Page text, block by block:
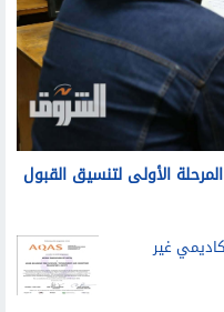
الأولى لتنسيق القبول
غير